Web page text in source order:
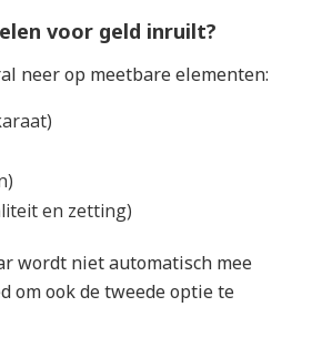
voor geld inruilt?
neer op meetbare elementen:
en zetting)
wordt niet automatisch mee
om ook de tweede optie te